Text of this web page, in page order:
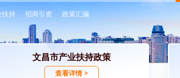
扶持 招商引资 政策汇编
文昌市产业扶持政策
查看详情 >